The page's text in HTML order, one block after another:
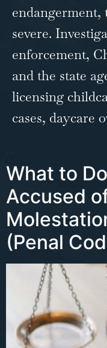
endangerment,
severe.
enforcement,
and the state
licensing
cases, daycare
…
What to
Accused
(Penal